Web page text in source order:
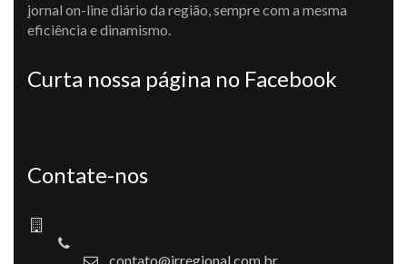
jornal on-line diário da região, sempre com a mesma
eficiência e dinamismo.
Curta nossa página no Facebook
Contate-nos
contato@jrregional.com.br